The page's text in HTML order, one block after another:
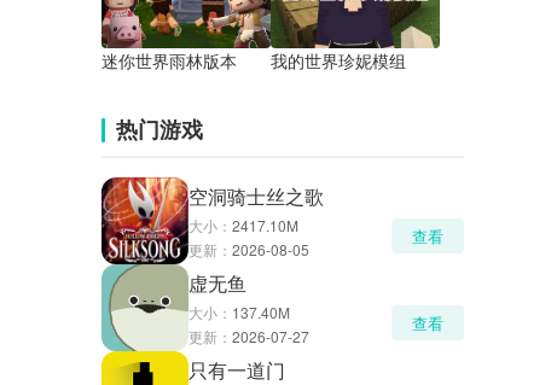
迷你世界雨林版本 我的世界珍妮模组
热门游戏
空洞骑士丝之歌
大小： 2417.10M
更新： 2026-08-05
查看
虚无鱼
大小： 137.40M
更新： 2026-07-27
查看
只有一道门